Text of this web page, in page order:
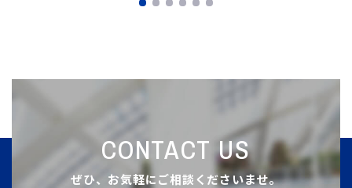
CONTACT US
ぜひ、お気軽にご相談くださいませ。